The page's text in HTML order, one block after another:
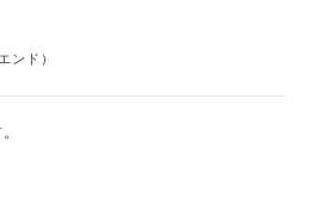
ンド）